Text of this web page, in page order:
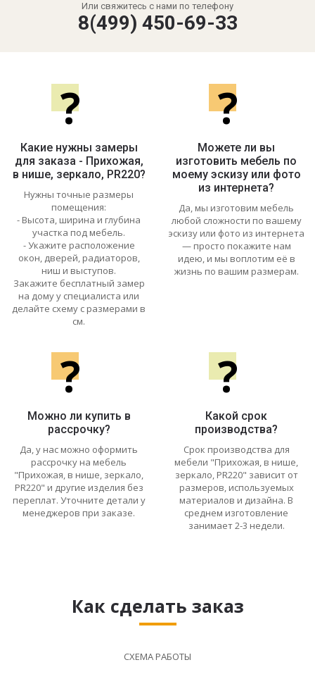
Или свяжитесь с нами по телефону
8(499) 450-69-33
?
Какие нужны замеры
для заказа - Прихожая,
в нише, зеркало, PR220?
Нужны точные размеры
помещения:
- Высота, ширина и глубина
участка под мебель.
- Укажите расположение
окон, дверей, радиаторов,
ниш и выступов.
Закажите бесплатный замер
на дому у специалиста или
делайте схему с размерами в
см.
?
Можете ли вы
изготовить мебель по
моему эскизу или фото
из интернета?
Да, мы изготовим мебель
любой сложности по вашему
эскизу или фото из интернета
— просто покажите нам
идею, и мы воплотим её в
жизнь по вашим размерам.
?
Можно ли купить в
рассрочку?
Да, у нас можно оформить
рассрочку на мебель
"Прихожая, в нише, зеркало,
PR220" и другие изделия без
переплат. Уточните детали у
менеджеров при заказе.
?
Какой срок
производства?
Срок производства для
мебели "Прихожая, в нише,
зеркало, PR220" зависит от
размеров, используемых
материалов и дизайна. В
среднем изготовление
занимает 2-3 недели.
Как сделать заказ
СХЕМА РАБОТЫ